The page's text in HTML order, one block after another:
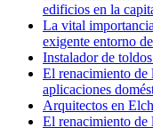
edificios en la
La vital
exigente entorno
Instalador de
El renacimiento de
aplicaciones
Arquitectos en
El renacimiento de